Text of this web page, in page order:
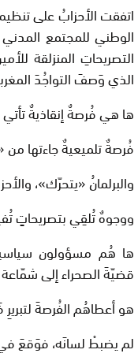
اتفقت الأحزابُ على
التصريحاتِ المنزلقة
الذي وَصفَ التواجُدَ
ها هي فُرصةٌ إنقاذيةٌ
فُرصةٌ تلميعيةٌ جاءتها
والبرلمانُ «يتحرّك»،
ووجوهٌ تُلقِي بتصريحاتٍ
ها هُم مسؤولون
قضيّةَ الصحراء إلى
هو أعطاهُم الفُرصةَ
لم يضبطْ لسانَه، فوَقعَ